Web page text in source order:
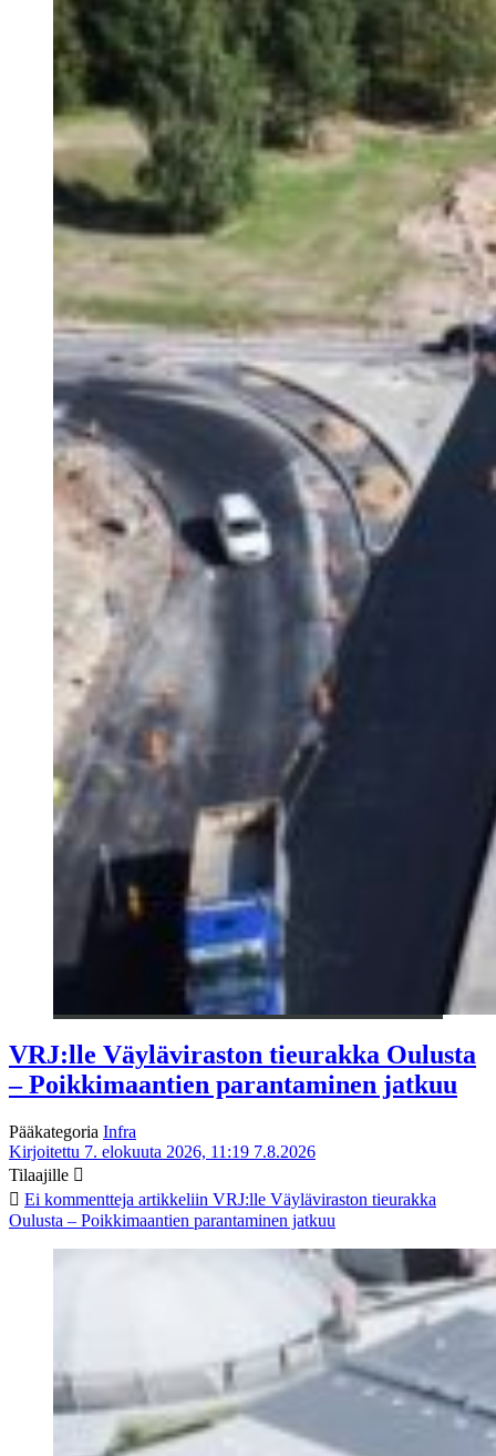
VRJ:lle Väyläviraston tieurakka Oulusta
– Poikkimaantien parantaminen jatkuu
Pääkategoria Infra
Kirjoitettu 7. elokuuta 2026, 11:19 7.8.2026
Tilaajille
Ei kommentteja artikkeliin VRJ:lle Väyläviraston tieurakka
Oulusta – Poikkimaantien parantaminen jatkuu